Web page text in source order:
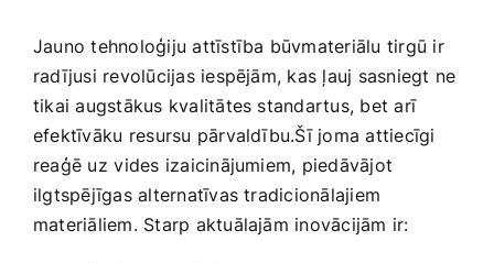
Jauno tehnoloģiju attīstība būvmateriālu tirgū ‍ir
radījusi revolūcijas iespējām, kas ļauj ‌sasniegt‌ ne
tikai augstākus kvalitātes standartus, bet arī
efektīvāku ⁤resursu pārvaldību.Šī​ joma attiecīgi
reaģē‍ uz⁣ vides izaicinājumiem, piedāvājot
ilgtspējīgas ​alternatīvas tradicionālajiem
materiāliem. Starp aktuālajām inovācijām ir: